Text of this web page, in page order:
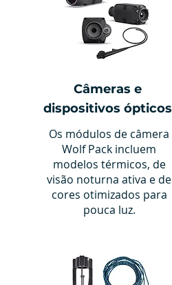
Câmeras e
dispositivos ópticos
Os módulos de câmera
Wolf Pack incluem
modelos térmicos, de
visão noturna ativa e de
cores otimizados para
pouca luz.